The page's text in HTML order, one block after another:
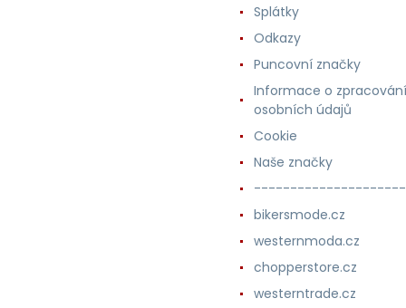
Splátky
Odkazy
Puncovní značky
Informace o zpracování
osobních údajů
Cookie
Naše značky
bikersmode.cz
westernmoda.cz
chopperstore.cz
westerntrade.cz